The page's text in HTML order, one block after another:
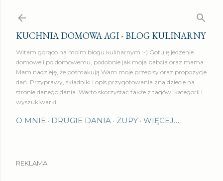
KUCHNIA DOMOWA AGI - BLOG KULINARNY
Witam gorąco na moim blogu kulinarnym :-) Gotuję jedzenie
domowe i po domowemu, podobnie jak moja babcia oraz mama.
Mam nadzieję, że posmakują Wam moje przepisy oraz propozycje
dań. Przyprawy, składniki i opis przygotowania znajdziecie na
stronie danego dania. Warto skorzystać także z tagów, kategorii i
wyszukiwarki.
O MNIE DRUGIE DANIA ZUPY WIĘCEJ…
REKLAMA